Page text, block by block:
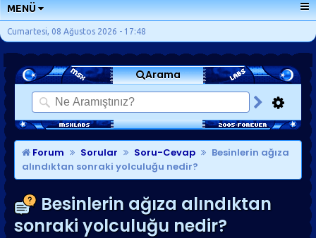
MENÜ
ANA SAYFA
FORUMLAR
SORU-CEVAP
GÜNLÜKLER
SON MESAJLAR
KISAYOLLAR
Cumartesi, 08 Ağustos 2026 - 17:48
Arama
Forum Sorular Soru-Cevap
Besinlerin ağıza
alındıktan sonraki yolculuğu nedir?
Besinlerin ağıza alındıktan
sonraki yolculuğu nedir?